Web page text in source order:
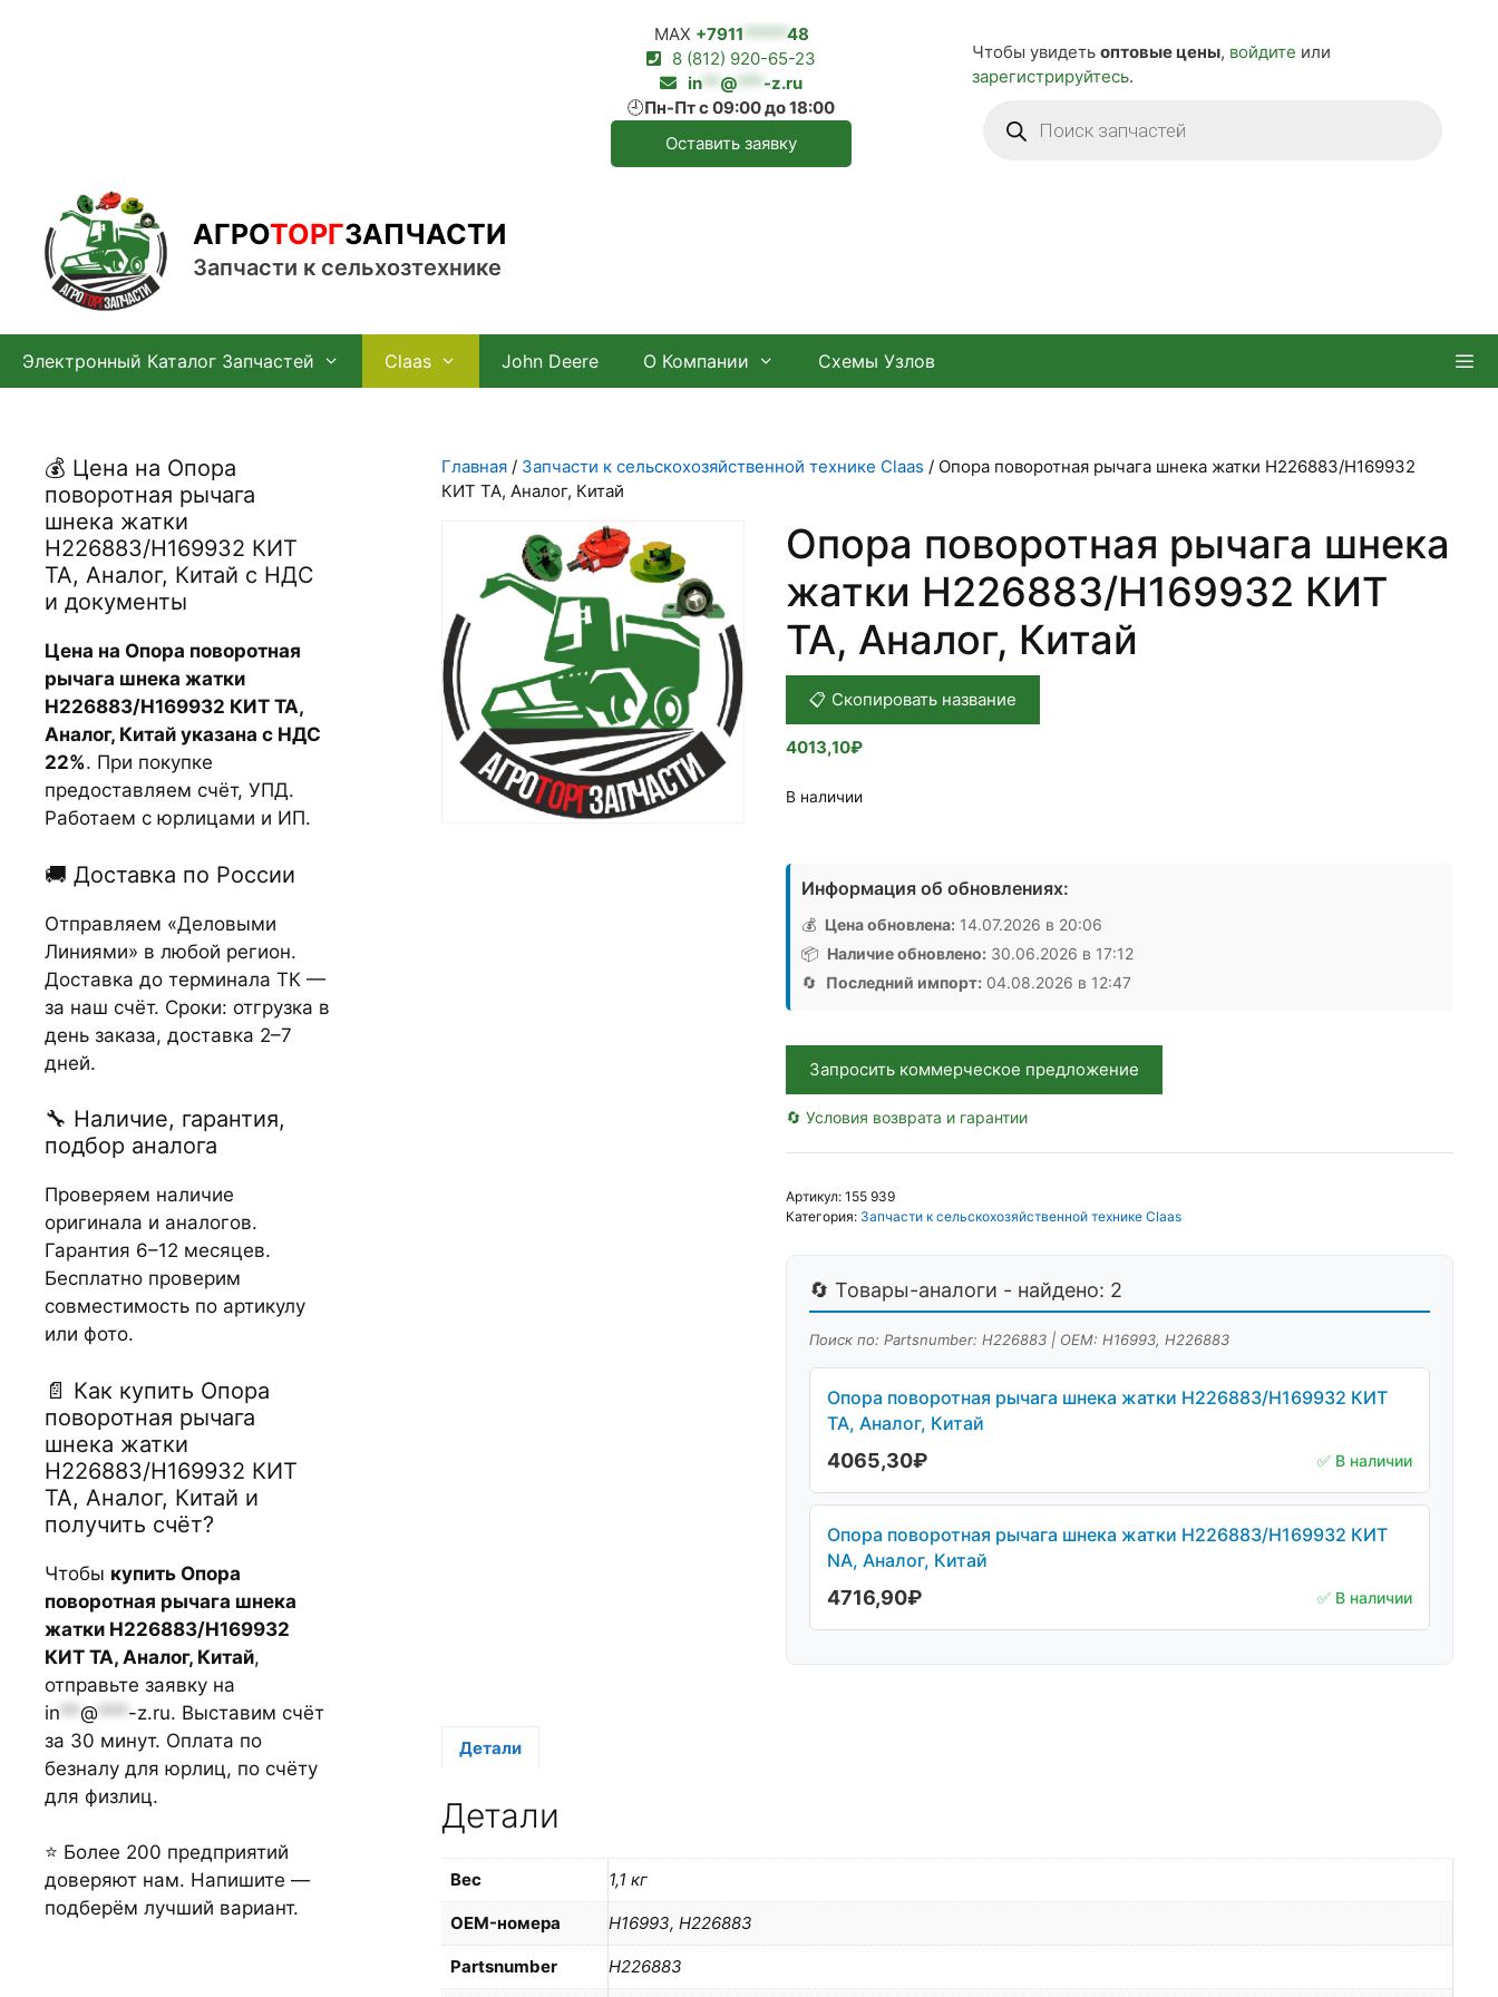
MAX +7911 *****48
8 (812) 920-65-23
in ** @ *** -z.ru
🕘Пн-Пт с 09:00 до 18:00
Оставить заявку
Чтобы увидеть оптовые цены, войдите или
зарегистрируйтесь.
товаров
АГРОТОРГЗАПЧАСТИ
Запчасти к сельхозтехнике
Электронный Каталог Запчастей Claas John Deere О Компании Схемы Узлов
Главная / Запчасти к сельскохозяйственной технике Claas / Опора поворотная рычага шнека жатки H226883/H169932
КИТ TA, Аналог, Китай
Опора поворотная рычага шнека
жатки H226883/H169932 КИТ
TA, Аналог, Китай
📋 Скопировать название
4013,10₽
В наличии
товара
Опора
поворотная
рычага
шнека
жатки
H226883/H169932
Китай
Информация об обновлениях:
💰 Цена обновлена: 14.07.2026 в 20:06
📦 Наличие обновлено: 30.06.2026 в 17:12
🔄 Последний импорт: 04.08.2026 в 12:47
Запросить коммерческое предложение
🔄 Условия возврата и гарантии
Артикул: 155 939
Категория: Запчасти к сельскохозяйственной технике Claas
🔄 Товары-аналоги - найдено: 2
Поиск по: Partsnumber: H226883 | OEM: H16993, H226883
Опора поворотная рычага шнека жатки H226883/H169932 КИТ
TA, Аналог, Китай
4065,30₽ ✅ В наличии
Опора поворотная рычага шнека жатки H226883/H169932 КИТ
NA, Аналог, Китай
4716,90₽ ✅ В наличии
Детали
Детали
Вес 1,1 кг
OEM-номера H16993, H226883
Partsnumber H226883
💰 Цена на Опора
поворотная рычага
шнека жатки
H226883/H169932 КИТ
TA, Аналог, Китай с НДС
и документы
Цена на Опора поворотная
рычага шнека жатки
H226883/H169932 КИТ TA,
Аналог, Китай указана с НДС
22%. При покупке
предоставляем счёт, УПД.
Работаем с юрлицами и ИП.
🚚 Доставка по России
Отправляем «Деловыми
Линиями» в любой регион.
Доставка до терминала ТК —
за наш счёт. Сроки: отгрузка в
день заказа, доставка 2–7
дней.
🔧 Наличие, гарантия,
подбор аналога
Проверяем наличие
оригинала и аналогов.
Гарантия 6–12 месяцев.
Бесплатно проверим
совместимость по артикулу
или фото.
📄 Как купить Опора
поворотная рычага
шнека жатки
H226883/H169932 КИТ
TA, Аналог, Китай и
получить счёт?
Чтобы купить Опора
поворотная рычага шнека
жатки H226883/H169932
КИТ TA, Аналог, Китай,
отправьте заявку на
in ** @ *** -z.ru. Выставим счёт
за 30 минут. Оплата по
безналу для юрлиц, по счёту
для физлиц.
⭐ Более 200 предприятий
доверяют нам. Напишите —
подберём лучший вариант.